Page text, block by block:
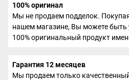
100% оригинал
Мы не продаем подделок.
нашем магазине, Вы можете быть
100% оригинальный продукт
Гарантия 12 месяцев
Мы продаем только